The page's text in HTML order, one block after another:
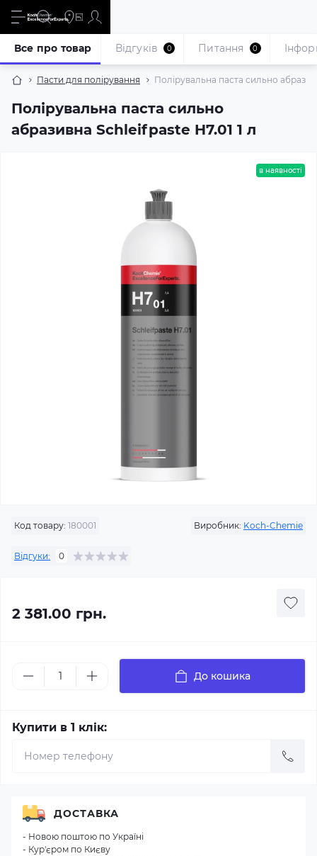
Пасти для полірування Полірувальна паста сильно
Полірувальна паста сильно
абразивна Schleifpaste H7.01 1 л
Все про товар Відгуків 0 Питання 0
в наявності
Код товару: 180001 Виробник: Koch-Chemie
Відгуки: 0
2 381.00 грн.
До кошика
Купити в 1 клік:
ДОСТАВКА
- Новою поштою по Україні
- Кур'єром по Києву